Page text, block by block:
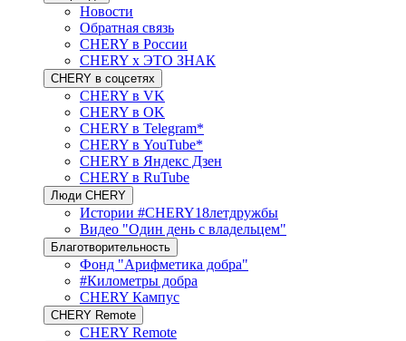
Новости
Обратная связь
CHERY в России
CHERY x ЭТО ЗНАК
CHERY в соцсетях
CHERY в VK
CHERY в OK
CHERY в Telegram*
CHERY в YouTube*
CHERY в Яндекс Дзен
CHERY в RuTube
Люди CHERY
Истории #CHERY18летдружбы
Видео "Один день с владельцем"
Благотворительность
Фонд "Арифметика добра"
#Километры добра
CHERY Кампус
CHERY Remote
CHERY Remote